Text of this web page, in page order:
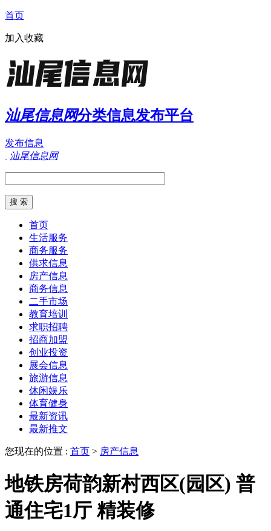
首页
加入收藏
汕尾信息网分类信息发布平台
发布信息
汕尾信息网
首页
生活服务
商务服务
供求信息
房产信息
商务信息
二手市场
教育培训
求职招聘
招商加盟
创业投资
展会信息
旅游信息
休闲娱乐
体育健身
最新资讯
最新推文
您现在的位置 : 首页 > 房产信息
地铁房荷韵新村西区(园区) 普
通住宅1厅 精装修